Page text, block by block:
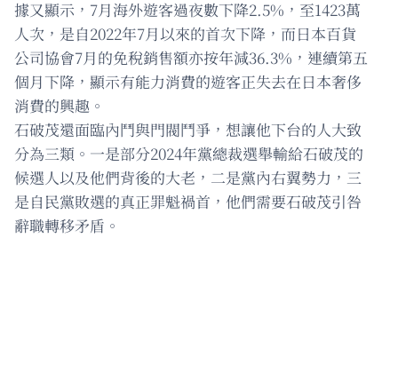
據又顯示，7月海外遊客過夜數下降2.5%，至1423萬
人次，是自2022年7月以來的首次下降，而日本百貨
公司協會7月的免稅銷售額亦按年減36.3%，連續第五
個月下降，顯示有能力消費的遊客正失去在日本奢侈
消費的興趣。
石破茂還面臨內鬥與門閥鬥爭，想讓他下台的人大致
分為三類。一是部分2024年黨總裁選舉輸給石破茂的
候選人以及他們背後的大老，二是黨內右翼勢力，三
是自民黨敗選的真正罪魁禍首，他們需要石破茂引咎
辭職轉移矛盾。